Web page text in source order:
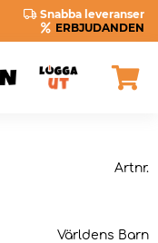
Snabba leveranser
ERBJUDANDEN
Artnr.
Världens Barn